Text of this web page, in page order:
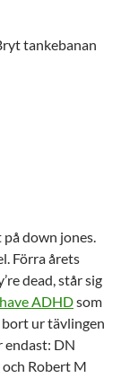
tankebanan
på down jones.
Förra årets
dead, står sig
ADHDsom
ur tävlingen
endast: DN
och Robert M